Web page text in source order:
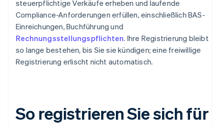
steuerpflichtige Verkäufe erheben und laufende
Compliance-Anforderungen erfüllen, einschließlich BAS-
Einreichungen, Buchführung und
Rechnungsstellungspflichten. Ihre Registrierung bleibt
so lange bestehen, bis Sie sie kündigen; eine freiwillige
Registrierung erlischt nicht automatisch.
So registrieren Sie sich für